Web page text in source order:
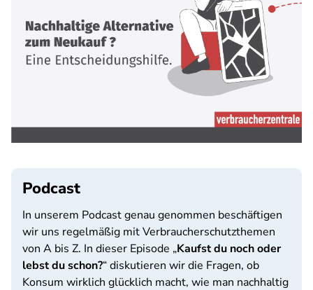
Podcast
In unserem Podcastgenau genommen beschäftigen
wir uns regelmäßig mit Verbraucherschutzthemen
von A bis Z. In dieser Episode „Kaufst du noch oder
lebst du schon?“ diskutieren wir die Fragen, ob
Konsum wirklich glücklich macht, wie man nachhaltig